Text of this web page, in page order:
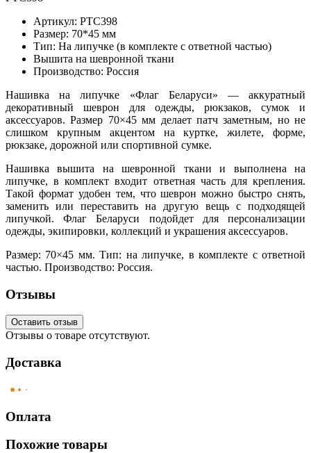
Артикул: PTC398
Размер: 70*45 мм
Тип: На липучке (в комплекте с ответной частью)
Вышита на шевронной ткани
Производство: Россия
Нашивка на липучке «Флаг Беларуси» — аккуратный
декоративный шеврон для одежды, рюкзаков, сумок и
аксессуаров. Размер 70×45 мм делает патч заметным, но не
слишком крупным акцентом на куртке, жилете, форме,
рюкзаке, дорожной или спортивной сумке.
Нашивка вышита на шевронной ткани и выполнена на
липучке, в комплект входит ответная часть для крепления.
Такой формат удобен тем, что шеврон можно быстро снять,
заменить или переставить на другую вещь с подходящей
липучкой. Флаг Беларуси подойдет для персонализации
одежды, экипировки, коллекций и украшения аксессуаров.
Размер: 70×45 мм. Тип: на липучке, в комплекте с ответной
частью. Производство: Россия.
Отзывы
Оставить отзыв
Отзывы о товаре отсутствуют.
Доставка
Оплата
Похожие товары